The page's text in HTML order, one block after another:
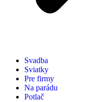
Svadba
Sviatky
Pre firmy
Na parádu
Potlač